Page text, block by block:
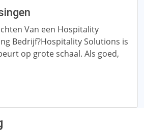
Van een Hospitality
Bedrijf?Hospitality Solutions is
op grote schaal. Als goed,